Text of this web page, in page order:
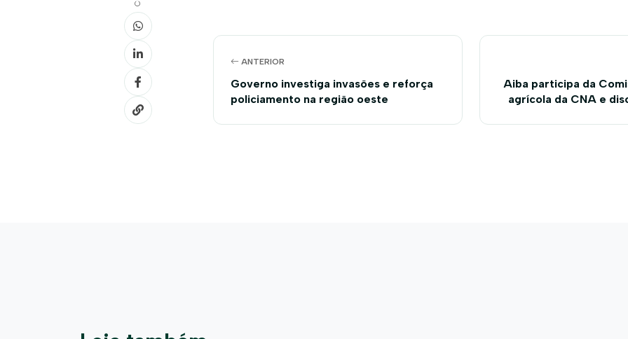
ANTERIOR
Governo investiga invasões e reforça
policiamento na região oeste
Aiba participa da
agrícola da CNA e